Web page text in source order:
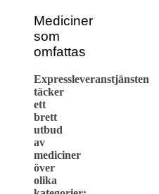
Mediciner
som
omfattas
Expressleveranstjänsten
täcker
ett
brett
utbud
av
mediciner
över
olika